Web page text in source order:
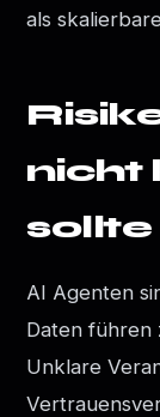
als
nicht
sollte
AI Agenten
Daten führen
Unklare